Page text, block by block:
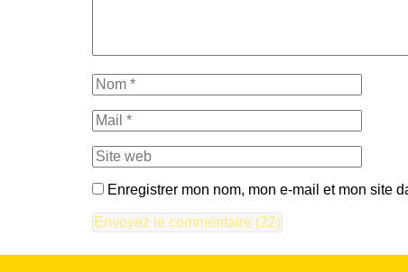
Enregistrer mon nom, mon e-mail et mon site